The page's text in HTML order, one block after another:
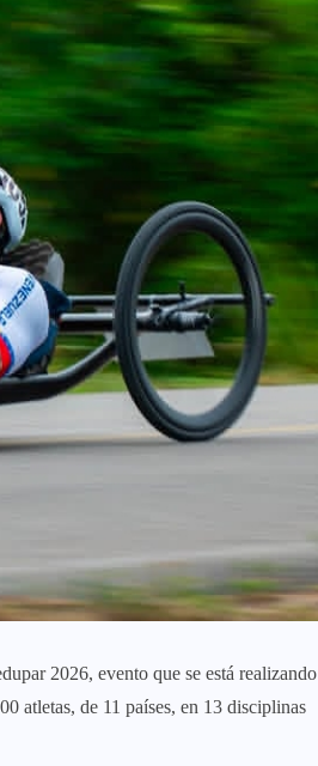
2026, evento que se está realizando
atletas, de 11 países, en 13 disciplinas